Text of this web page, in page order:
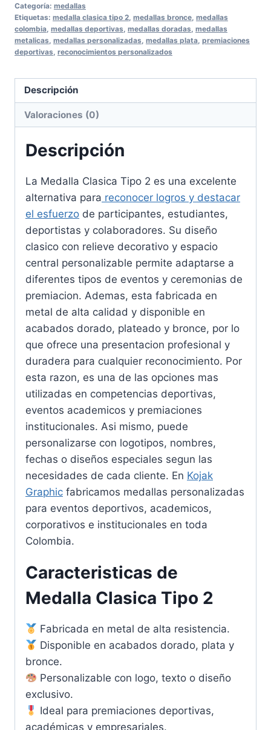
Categoría: medallas
Etiquetas: medalla clasica tipo 2 medallas bronce medallas
colombia medallas deportivas medallas doradas medallas
metalicas medallas personalizadas medallas plata premiaciones
deportivas reconocimientos personalizados
Descripción
Valoraciones (0)
Descripción
La Medalla Clasica Tipo 2 es una excelente
alternativa para reconocer logros y destacar
el esfuerzo de participantes, estudiantes,
deportistas y colaboradores. Su diseño
clasico con relieve decorativo y espacio
central personalizable permite adaptarse a
diferentes tipos de eventos y ceremonias de
premiacion. Ademas, esta fabricada en
metal de alta calidad y disponible en
acabados dorado, plateado y bronce, por lo
que ofrece una presentacion profesional y
duradera para cualquier reconocimiento. Por
esta razon, es una de las opciones mas
utilizadas en competencias deportivas,
eventos academicos y premiaciones
institucionales. Asi mismo, puede
personalizarse con logotipos, nombres,
fechas o diseños especiales segun las
necesidades de cada cliente. En Kojak
Graphic fabricamos medallas personalizadas
para eventos deportivos, academicos,
corporativos e institucionales en toda
Colombia.
Caracteristicas de
Medalla Clasica Tipo 2
Fabricada en metal de alta resistencia.
Disponible en acabados dorado, plata y
bronce.
Personalizable con logo, texto o diseño
exclusivo.
Ideal para premiaciones deportivas,
académicas y empresariales.